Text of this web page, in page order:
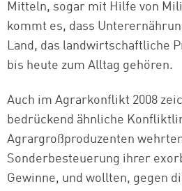
Mitteln, sogar mit Hilfe von
kommt es, dass
Land, das landwirtschaftliche
bis heute zum Alltag gehören.
Auch im Agrarkonflikt 2008
bedrückend ähnliche
Agrargroßproduzenten
Sonderbesteuerung ihrer
Gewinne, und wollten, gegen